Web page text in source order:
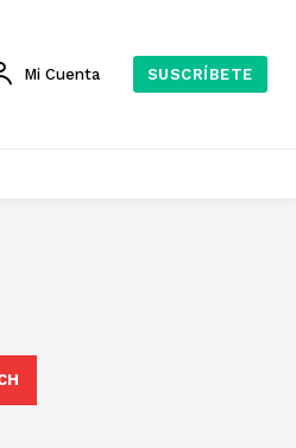
Mi Cuenta SUSCRÍBETE